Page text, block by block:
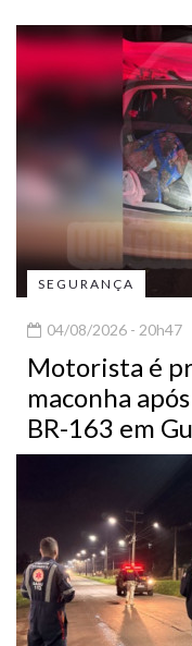
SEGURANÇA
04/08/2026 - 20h47
Motorista é
maconha
BR-163 em